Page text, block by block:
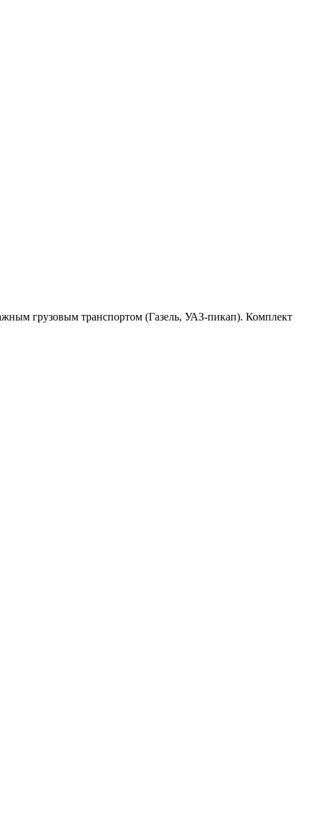
грузовым транспортом (Газель, УАЗ-пикап). Комплект